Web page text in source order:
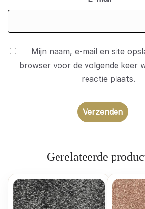
Mijn naam, e-mail en site
browser voor de volgende keer
reactie plaats.
Gerelateerde